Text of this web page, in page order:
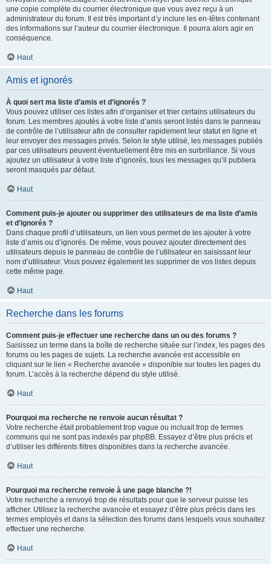
une copie complète du courrier électronique que vous avez reçu à un
administrateur du forum. Il est très important d’y inclure les en-têtes contenant
des informations sur l’auteur du courrier électronique. Il pourra alors agir en
conséquence.
Haut
Amis et ignorés
À quoi sert ma liste d’amis et d’ignorés ?
Vous pouvez utiliser ces listes afin d’organiser et trier certains utilisateurs du
forum. Les membres ajoutés à votre liste d’amis seront listés dans le panneau
de contrôle de l’utilisateur afin de consulter rapidement leur statut en ligne et
leur envoyer des messages privés. Selon le style utilisé, les messages publiés
par ces utilisateurs peuvent éventuellement être mis en surbrillance. Si vous
ajoutez un utilisateur à votre liste d’ignorés, tous les messages qu’il publiera
seront masqués par défaut.
Haut
Comment puis-je ajouter ou supprimer des utilisateurs de ma liste d’amis
et d’ignorés ?
Dans chaque profil d’utilisateurs, un lien vous permet de les ajouter à votre
liste d’amis ou d’ignorés. De même, vous pouvez ajouter directement des
utilisateurs depuis le panneau de contrôle de l’utilisateur en saisissant leur
nom d’utilisateur. Vous pouvez également les supprimer de vos listes depuis
cette même page.
Haut
Recherche dans les forums
Comment puis-je effectuer une recherche dans un ou des forums ?
Saisissez un terme dans la boîte de recherche située sur l’index, les pages des
forums ou les pages de sujets. La recherche avancée est accessible en
cliquant sur le lien « Recherche avancée » disponible sur toutes les pages du
forum. L’accès à la recherche dépend du style utilisé.
Haut
Pourquoi ma recherche ne renvoie aucun résultat ?
Votre recherche était probablement trop vague ou incluait trop de termes
communs qui ne sont pas indexés par phpBB. Essayez d’être plus précis et
d’utiliser les différents filtres disponibles dans la recherche avancée.
Haut
Pourquoi ma recherche renvoie à une page blanche ?!
Votre recherche a renvoyé trop de résultats pour que le serveur puisse les
afficher. Utilisez la recherche avancée et essayez d’être plus précis dans les
termes employés et dans la sélection des forums dans lesquels vous souhaitez
effectuer une recherche.
Haut